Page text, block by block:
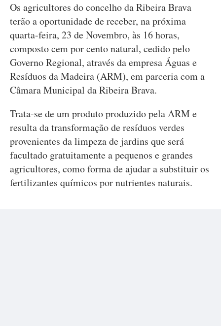
Os agricultores do concelho da Ribeira Brava
terão a oportunidade de receber, na próxima
quarta-feira, 23 de Novembro, às 16 horas,
composto cem por cento natural, cedido pelo
Governo Regional, através da empresa Águas e
Resíduos da Madeira (ARM), em parceria com a
Câmara Municipal da Ribeira Brava.
Trata-se de um produto produzido pela ARM e
resulta da transformação de resíduos verdes
provenientes da limpeza de jardins que será
facultado gratuitamente a pequenos e grandes
agricultores, como forma de ajudar a substituir os
fertilizantes químicos por nutrientes naturais.